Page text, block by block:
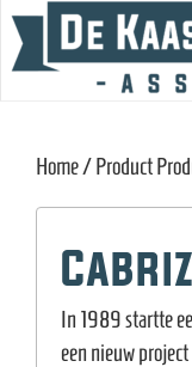
Home/ Product
Cabriz
In 1989 startte
een nieuw